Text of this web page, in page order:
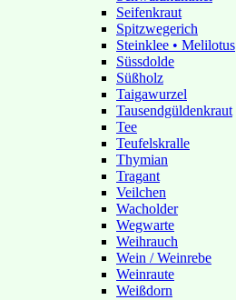
Seifenkraut
Spitzwegerich
Steinklee • Melilotus
Süssdolde
Süßholz
Taigawurzel
Tausendgüldenkraut
Tee
Teufelskralle
Thymian
Tragant
Veilchen
Wacholder
Wegwarte
Weihrauch
Wein / Weinrebe
Weinraute
Weißdorn